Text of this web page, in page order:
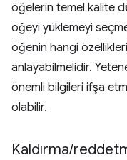
öğelerin temel kalite
öğeyi yüklemeyi
öğenin hangi özellikleri
anlayabilmelidir.
önemli bilgileri ifşa
olabilir.
Kaldırma/